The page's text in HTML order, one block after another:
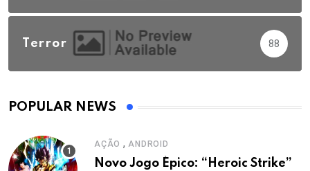
Terror 88
POPULAR NEWS
AÇÃO ,ANDROID
Novo Jogo Épico: “Heroic Strike”